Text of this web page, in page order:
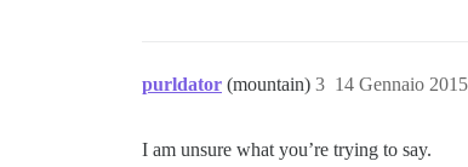
purldator (mountain) 14 Gennaio
3
I am unsure what you’re trying to say.